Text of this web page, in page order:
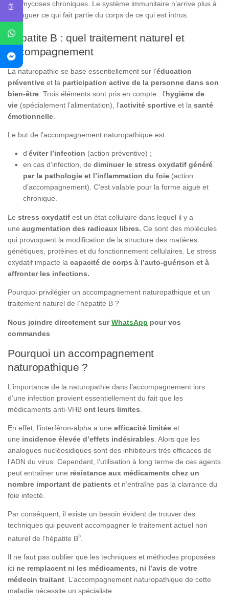
des mycoses chroniques. Le système immunitaire n’arrive plus à
distinguer ce qui fait partie du corps de ce qui est intrus.
Hépatite B : quel traitement naturel et
accompagnement
La naturopathie se base essentiellement sur l’éducation
préventive et la participation active de la personne dans son
bien-être . Trois éléments sont pris en compte : l’hygiène de
vie (spécialement l’alimentation), l’activité sportive et la santé
émotionnelle
Le but de l’accompagnement naturopathique est :
d’éviter l’infection (action préventive) ;
en cas d’infection, de diminuer le stress oxydatif généré
par la pathologie et l’inflammation du foie (action
d’accompagnement). C’est valable pour la forme aiguë et
chronique.
Le stress oxydatif est un état cellulaire dans lequel il y a
une augmentation des radicaux libres. Ce sont des molécules
qui provoquent la modification de la structure des matières
génétiques, protéines et du fonctionnement cellulaires. Le stress
oxydatif impacte la capacité de corps à l’auto-guérison et à
affronter les infections.
Pourquoi privilégier un accompagnement naturopathique et un
traitement naturel de l’hépatite B ?
Nous joindre directement surWhatsApp pour vos
commandes
Pourquoi un accompagnement
naturopathique ?
L’importance de la naturopathie dans l’accompagnement lors
d’une infection provient essentiellement du fait que les
médicaments anti-VHB ont leurs limites
En effet, l’interféron-alpha a une efficacité limitée et
une incidence élevée d’effets indésirables . Alors que les
analogues nucléosidiques sont des inhibiteurs très efficaces de
l’ADN du virus. Cependant, l’utilisation à long terme de ces agents
peut entraîner une résistance aux médicaments chez un
nombre important de patients et n’entraîne pas la clairance du
foie infecté.
Par conséquent, il existe un besoin évident de trouver des
techniques qui peuvent accompagner le traitement actuel non
naturel de l’hépatite B5
Il ne faut pas oublier que les techniques et méthodes proposées
ici ne remplacent ni les médicaments, ni l’avis de votre
médecin traitant . L’accompagnement naturopathique de cette
maladie nécessite un spécialiste.